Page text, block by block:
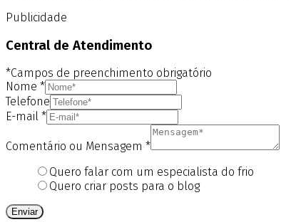
Publicidade
Central de Atendimento
*Campos de preenchimento obrigatório
Nome *
Telefone
E-mail *
Comentário ou Mensagem *
Quero falar com um especialista do frio
Quero criar posts para o blog
Enviar